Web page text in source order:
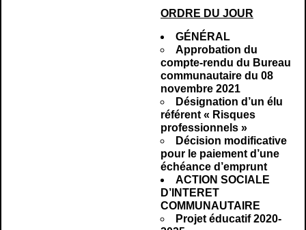
ORDRE DU JOUR
GÉNÉRAL
Approbation du
compte-rendu du Bureau
communautaire du 08
novembre 2021
Désignation d’un élu
référent « Risques
professionnels »
Décision modificative
pour le paiement d’une
échéance d’emprunt
ACTION SOCIALE
D’INTERET
COMMUNAUTAIRE
Projet éducatif 2020-